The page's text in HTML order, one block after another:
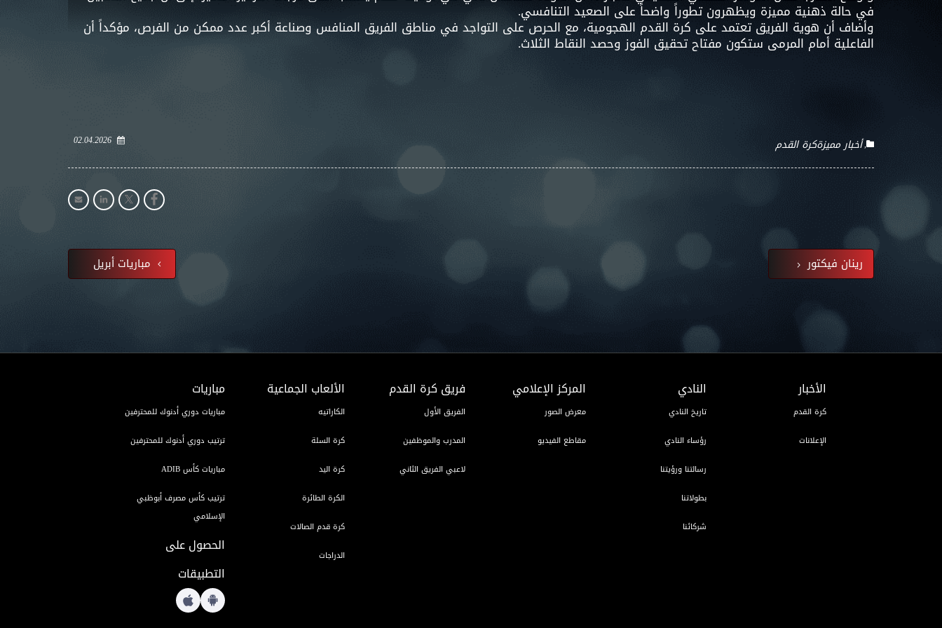
في حالة ذهنية مميزة ويظهرون تطوراً واضحاً على الصعيد التنافسي.
وأضاف أن هوية الفريق تعتمد على كرة القدم الهجومية، مع الحرص على التواجد في مناطق الفريق المنافس وصناعة أكبر عدد ممكن من الفرص، مؤكداً أن
الفاعلية أمام المرمى ستكون مفتاح تحقيق الفوز وحصد النقاط الثلاث.
02.04.2026 أخبار مميزةكرة القدم
مباريات أبريل رينان فيكتور
الأخبار
كرة القدم
الإعلانات
النادي
تاريخ النادي
رؤساء النادي
رسالتنا ورؤيتنا
بطولاتنا
شركائنا
المركز الإعلامي
معرض الصور
مقاطع الفيديو
فريق كرة القدم
الفريق الأول
المدرب والموظفين
لاعبي الفريق الثاني
الألعاب الجماعية
الكاراتيه
كرة السلة
كرة اليد
الكرة الطائرة
كرة قدم الصالات
الدراجات
مباريات
مباريات دوري أدنوك للمحترفين
ترتيب دوري أدنوك للمحترفين
مباريات كأس ADIB
ترتيب كأس مصرف أبوظبي
الإسلامي
الحصول على
التطبيقات